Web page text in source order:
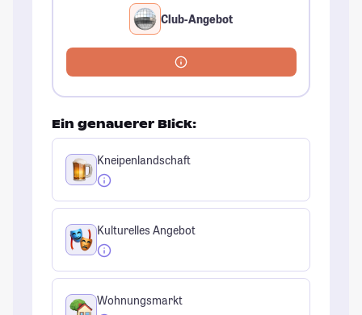
Club-Angebot
Ein genauerer Blick:
Kneipenlandschaft
Kulturelles Angebot
Wohnungsmarkt